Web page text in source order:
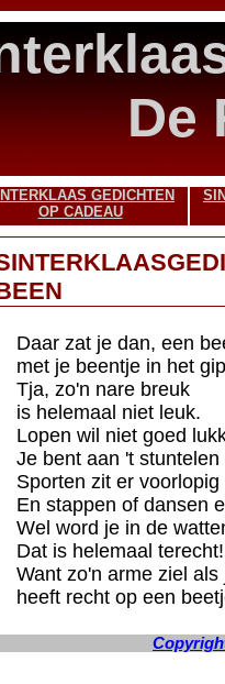
De
GEDICHTEN
OP CADEAU
Daar zat je dan, een
met je beentje in het
Tja, zo'n nare breuk
is helemaal niet leuk.
Lopen wil niet goed
Je bent aan 't
Sporten zit er voorlopig
En stappen of dansen
Wel word je in de
Dat is helemaal terecht!
Want zo'n arme ziel als
heeft recht op een